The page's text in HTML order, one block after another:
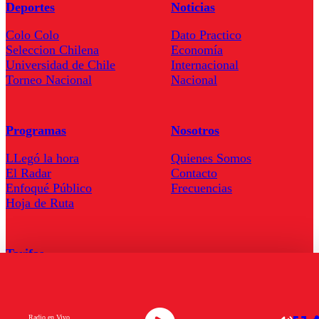
Radio en Vivo
Deportes
Colo Colo
Seleccion Chilena
Universidad de Chile
Torneo Nacional
Noticias
Dato Practico
Economía
Internacional
Nacional
Programas
LLegó la hora
El Radar
Enfoqué Público
Hoja de Ruta
Nosotros
Quienes Somos
Contacto
Frecuencias
Tarifas